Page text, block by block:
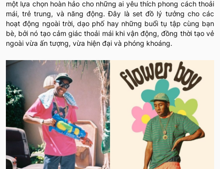
một lựa chọn hoàn hảo cho những ai yêu thích phong cách thoải
mái, trẻ trung, và năng động. Đây là set đồ lý tưởng cho các
hoạt động ngoài trời, dạo phố hay những buổi tụ tập cùng bạn
bè, bởi nó tạo cảm giác thoải mái khi vận động, đồng thời tạo vẻ
ngoài vừa ấn tượng, vừa hiện đại và phóng khoáng.